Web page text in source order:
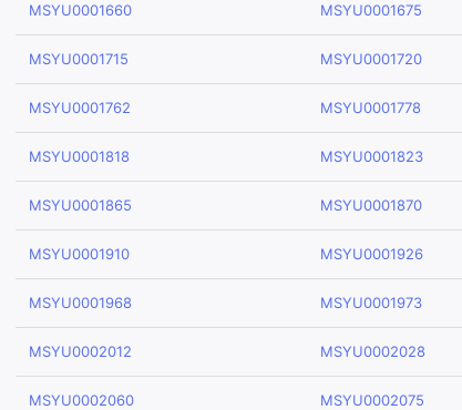
MSYU0001660 MSYU0001675
MSYU0001715 MSYU0001720
MSYU0001762 MSYU0001778
MSYU0001818 MSYU0001823
MSYU0001865 MSYU0001870
MSYU0001910 MSYU0001926
MSYU0001968 MSYU0001973
MSYU0002012 MSYU0002028
MSYU0002060 MSYU0002075